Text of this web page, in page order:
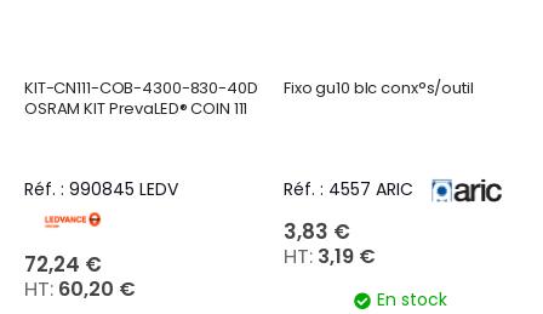
KIT-CN111-COB-4300-830-40D
OSRAM KIT PrevaLED® COIN 111
Réf. : 990845 LEDV
72,24 €
60,20 €
Fixo gu10 blc conx°s/outil
Réf. : 4557 ARIC
3,83 €
3,19 €
En stock